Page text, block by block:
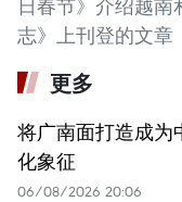
日春节》介绍越
志》上刊登的文章
更多
将广南面打造成为
化象征
06/08/2026 20:06